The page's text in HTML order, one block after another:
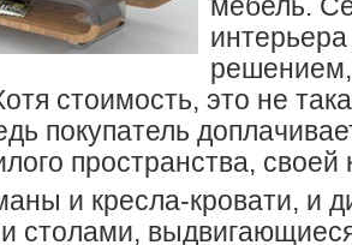
мебель.
решением,
стоимость, это не
покупатель
пространства, своей
и кресла-кровати, и
столами,